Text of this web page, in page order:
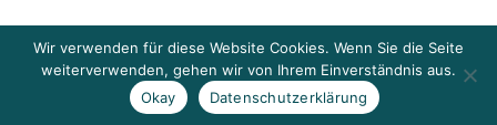
Wir verwenden für diese Website Cookies. Wenn Sie die Seite
weiterverwenden, gehen wir von Ihrem Einverständnis aus.
Okay
Datenschutzerklärung